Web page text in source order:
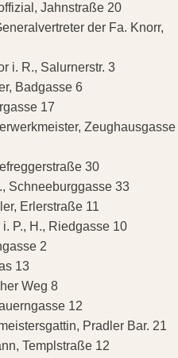
Jahnstraße 20
der Fa. Knorr,
i. R., Salurnerstr. 3
Badgasse 6
17
Zeughausgasse
30
Schneeburggasse 33
Erlerstraße 11
P., H., Riedgasse 10
2
13
Weg 8
12
Pradler Bar. 21
Templstraße 12